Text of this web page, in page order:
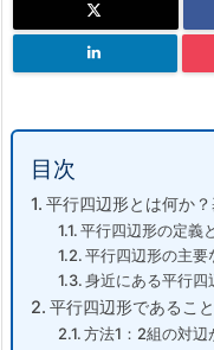
目次
平行四辺形とは何か
平行四辺形の定義
平行四辺形の主要
身近にある平行四
平行四辺形であるこ
方法1：2組の対